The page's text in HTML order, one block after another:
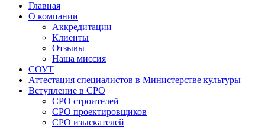
Главная
О компании
Аккредитации
Клиенты
Отзывы
Наша миссия
СОУТ
Аттестация специалистов в Министерстве культуры
Вступление в СРО
СРО строителей
СРО проектировщиков
СРО изыскателей